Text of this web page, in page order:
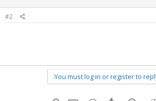
#2
You must log in or register to